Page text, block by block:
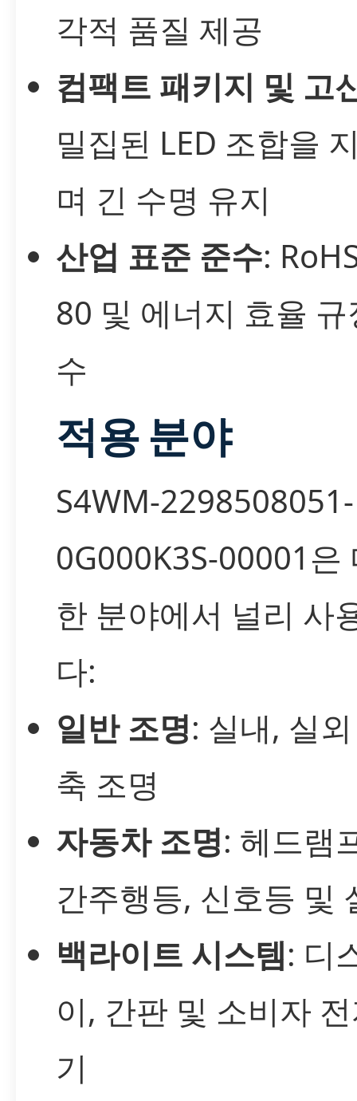
각적 품질 제공
컴팩트 패키지 및 고
밀집된 LED 조합을
며 긴 수명 유지
산업 표준 준수:
80 및 에너지 효율
수
적용 분야
S4WM-2298508051-
0G000K3S-00001은
한 분야에서 널리 사
다:
일반 조명: 실내, 실
축 조명
자동차 조명: 헤드램
간주행등, 신호등 및
백라이트 시스템: 디
이, 간판 및 소비자
기